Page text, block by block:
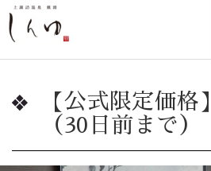
【公式限定価格
（30日前まで）